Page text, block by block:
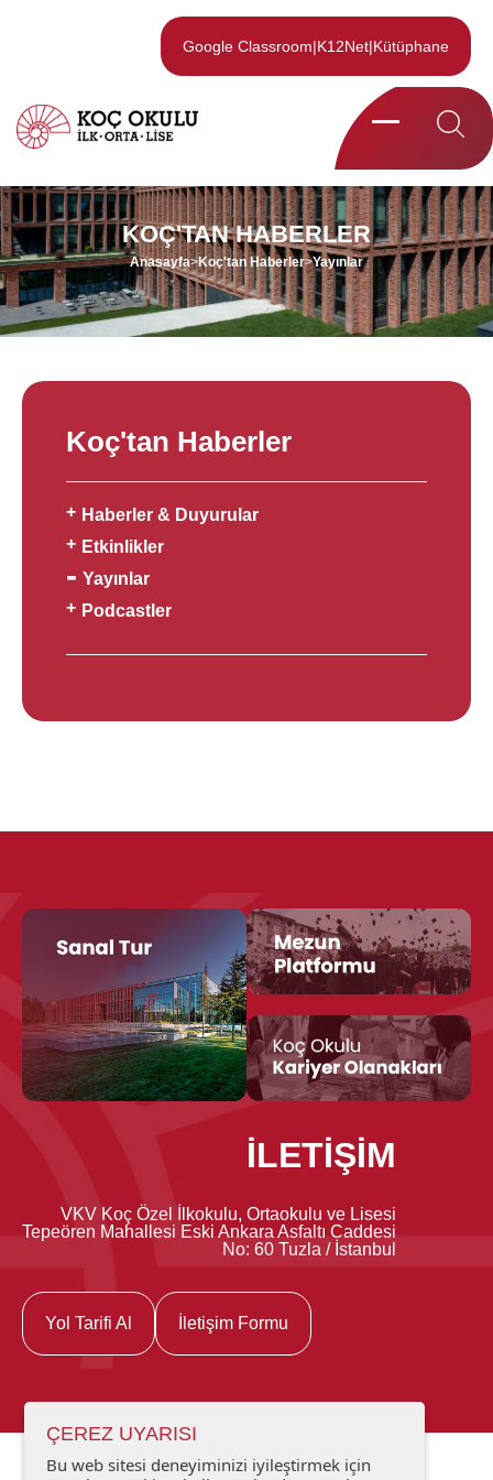
Google Classroom|K12Net|Kütüphane
KOÇ'TAN HABERLER
Anasayfa>Koç'tan Haberler>Yayınlar
Koç'tan Haberler
Haberler & Duyurular
Etkinlikler
Yayınlar
Podcastler
İLETİŞİM
VKV Koç Özel İlkokulu, Ortaokulu ve Lisesi
Tepeören Mahallesi Eski Ankara Asfaltı Caddesi
No: 60 Tuzla / İstanbul
Yol Tarifi Al İletişim Formu
ÇEREZ UYARISI
Bu web sitesi deneyiminizi iyileştirmek için